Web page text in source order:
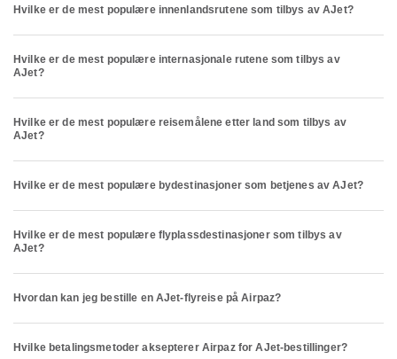
Hvilke er de mest populære innenlandsrutene som tilbys av AJet?
Hvilke er de mest populære internasjonale rutene som tilbys av
AJet?
Hvilke er de mest populære reisemålene etter land som tilbys av
AJet?
Hvilke er de mest populære bydestinasjoner som betjenes av AJet?
Hvilke er de mest populære flyplassdestinasjoner som tilbys av
AJet?
Hvordan kan jeg bestille en AJet-flyreise på Airpaz?
Hvilke betalingsmetoder aksepterer Airpaz for AJet-bestillinger?